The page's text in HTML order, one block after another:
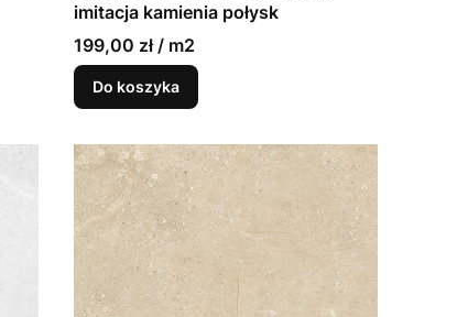
imitacja kamienia połysk
199,00 zł / m2
Do koszyka